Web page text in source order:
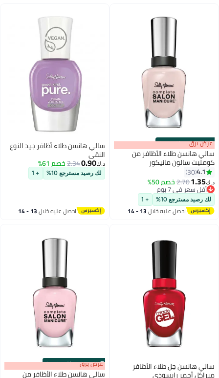
00m:00s
·باقي 99% عرض برق
سالي هانسن طلاء الأظافر من
كومليت سالون مانيكور
4.1
30
د.ك‏1.35
2.70خصم 50%
أقل سعر في 7 يوم
أقل سعر في 7 يوم
لك رصيد مسترجع 10% + 1
احصل عليه خلال 13 - 14
سالي هانسن طلاء أظافر جيد النوع
النقي
د.ك‏0.90
2.34خصم 61%
لك رصيد مسترجع 10% + 1
احصل عليه خلال 13 - 14
سالي هانسن جل طلاء الأظافر
ميراكل أحمر رابسودي
00m:00s
·باقي 100% عرض برق
سالي هانسن طلاء الأظافر من